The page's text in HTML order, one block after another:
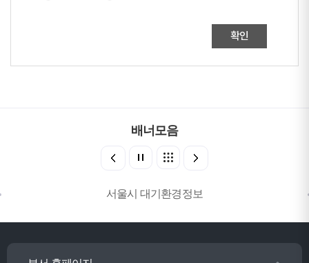
확인
배너모음
서울시 대기환경정보